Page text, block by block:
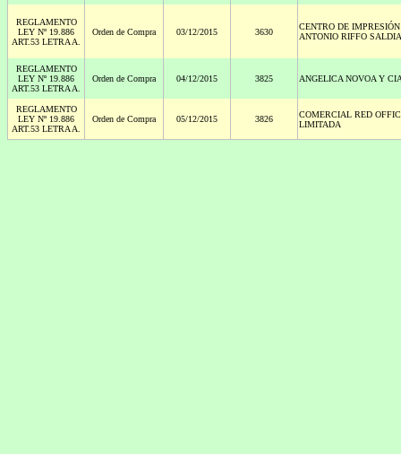
REGLAMENTO
LEY Nº 19.886
ART.53 LETRA A.
Orden de Compra 03/12/2015 3630
CENTRO DE
ANTONIO RIFFO
REGLAMENTO
LEY Nº 19.886
ART.53 LETRA A.
Orden de Compra 04/12/2015 3825 ANGELICA NOVOA Y
REGLAMENTO
LEY Nº 19.886
ART.53 LETRA A.
Orden de Compra 05/12/2015 3826
COMERCIAL RED
LIMITADA